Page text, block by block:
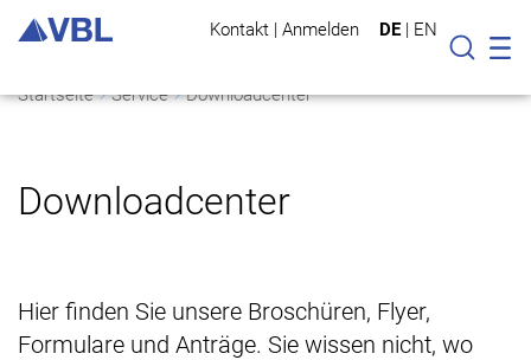
Kontakt | Anmelden DE | EN
Suche
Startseite Service Downloadcenter
Downloadcenter
Hier finden Sie unsere Broschüren, Flyer,
Formulare und Anträge. Sie wissen nicht, wo